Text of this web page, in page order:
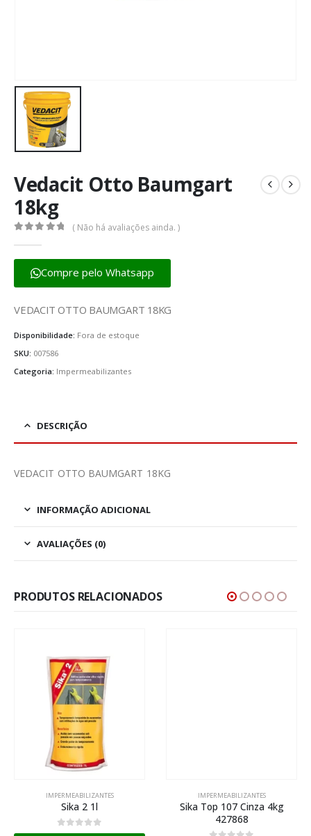
Vedacit Otto Baumgart
18kg
( Não há avaliações ainda. )
Compre pelo Whatsapp
VEDACIT OTTO BAUMGART 18KG
Disponibilidade: Fora de estoque
SKU: 007586
Categoria: Impermeabilizantes
DESCRIÇÃO
VEDACIT OTTO BAUMGART 18KG
INFORMAÇÃO ADICIONAL
AVALIAÇÕES (0)
PRODUTOS RELACIONADOS
IMPERMEABILIZANTES
Sika 2 1l
0de 5
IMPERMEABILIZANTES
Sika Top 107 Cinza 4kg
427868